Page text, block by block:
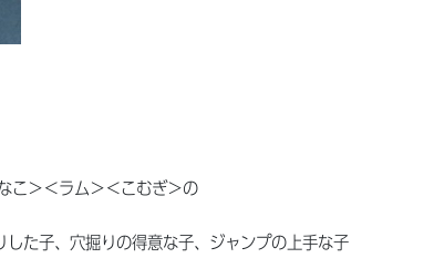
こ＞＜ラム＞＜こむぎ＞の
た子、穴掘りの得意な子、ジャンプの上手な子